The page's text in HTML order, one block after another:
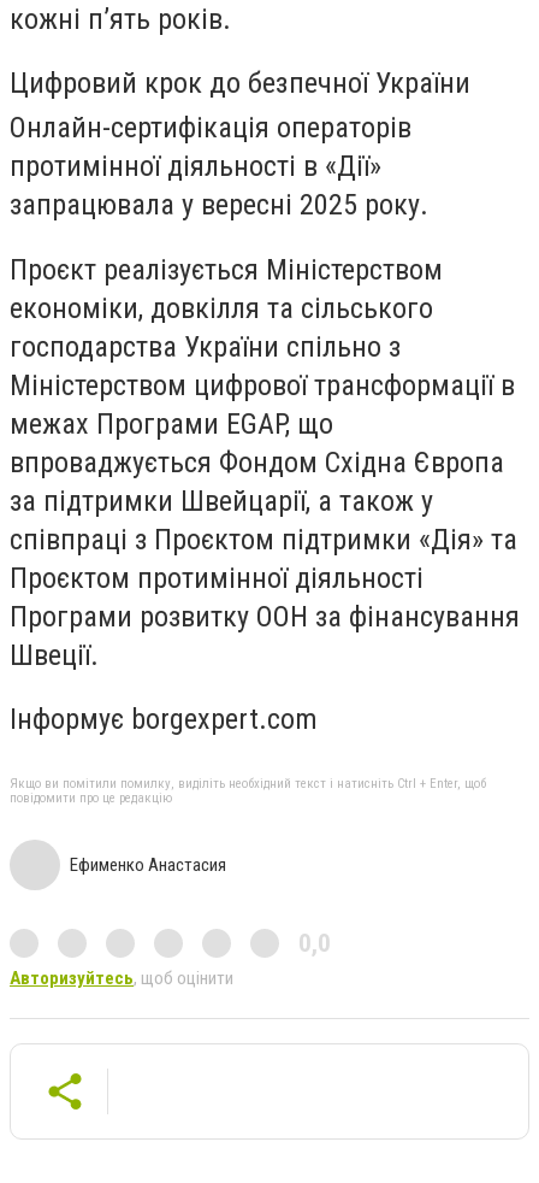
кожні п’ять років.
Цифровий крок до безпечної України
Онлайн-сертифікація операторів
протимінної діяльності в «Дії»
запрацювала у вересні 2025 року.
Проєкт реалізується Міністерством
економіки, довкілля та сільського
господарства України спільно з
Міністерством цифрової трансформації в
межах Програми EGAP, що
впроваджується Фондом Східна Європа
за підтримки Швейцарії, а також у
співпраці з Проєктом підтримки «Дія» та
Проєктом протимінної діяльності
Програми розвитку ООН за фінансування
Швеції.
Інформує borgexpert.com
Якщо ви помітили помилку, виділіть необхідний текст і натисніть Ctrl + Enter, щоб
повідомити про це редакцію
Ефименко Анастасия
0,0
Авторизуйтесь, щоб оцінити